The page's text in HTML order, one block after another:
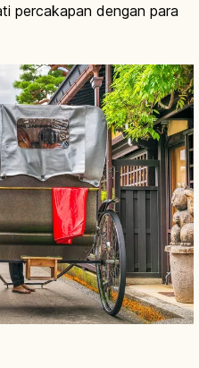
percakapan dengan para